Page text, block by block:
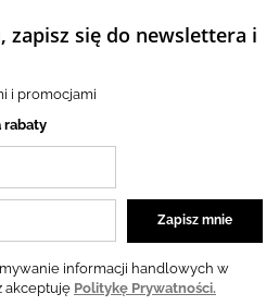
zapisz się do newslettera i
i promocjami
rabaty
informacji handlowych w
akceptuję Politykę Prywatności.